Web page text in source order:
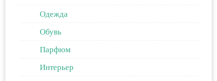
Одежда
Обувь
Парфюм
Интерьер